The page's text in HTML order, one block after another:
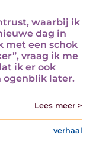
waarbij ik
dag in
met een schok
vraag ik me
ik er ook
ogenblik later.
Lees meer >
verhaal